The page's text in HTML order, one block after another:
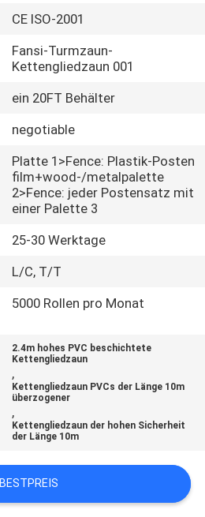
CE ISO-2001
Fansi-Turmzaun-
Kettengliedzaun 001
ein 20FT Behälter
negotiable
Platte 1>Fence: Plastik-Posten
film+wood-/metalpalette
2>Fence: jeder Postensatz mit
einer Palette 3
25-30 Werktage
L/C, T/T
5000 Rollen pro Monat
2.4m hohes PVC beschichtete
Kettengliedzaun
,
Kettengliedzaun PVCs der Länge 10m
überzogener
,
Kettengliedzaun der hohen Sicherheit
der Länge 10m
BESTPREIS